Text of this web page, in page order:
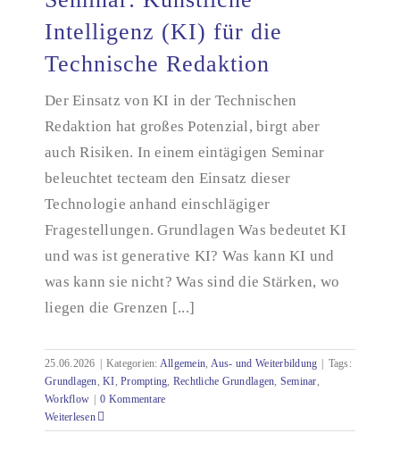
Seminar: Künstliche Intelligenz (KI) für die
Intelligenz (KI) für die
Technische Redaktion
Der Einsatz von KI in der Technischen
Redaktion hat großes Potenzial, birgt aber
auch Risiken. In einem eintägigen Seminar
beleuchtet tecteam den Einsatz dieser
Technologie anhand einschlägiger
Fragestellungen. Grundlagen Was bedeutet KI
und was ist generative KI? Was kann KI und
was kann sie nicht? Was sind die Stärken, wo
liegen die Grenzen [...]
25.06.2026 Kategorien: Allgemein, Aus- und Weiterbildung
Tags:
Grundlagen,KI,Prompting, Rechtliche Grundlagen, Seminar,
Workflow
0 Kommentare
Weiterlesen